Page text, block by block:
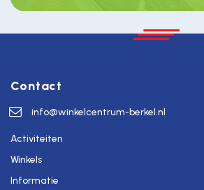
Contact
info@winkelcentrum-berkel.nl
Activiteiten
Winkels
Informatie